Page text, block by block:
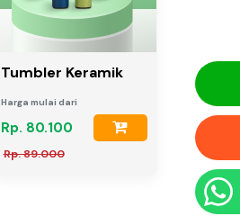
Tumbler Keramik
Harga mulai dari
Rp. 80.100
Rp. 89.000